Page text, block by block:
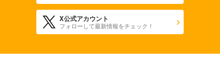
X公式アカウント
フォローして最新情報をチェック！